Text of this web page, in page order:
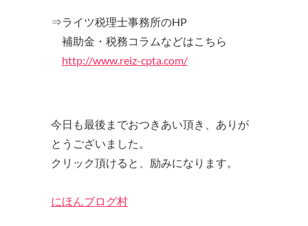
⇒ライツ税理士事務所のHP
補助金・税務コラムなどはこちら
http://www.reiz-cpta.com/
今日も最後までおつきあい頂き、ありが
とうございました。
クリック頂けると、励みになります。
にほんブログ村